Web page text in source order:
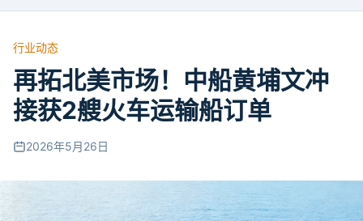
行业动态
再拓北美市场！中船黄埔文冲
接获2艘火车运输船订单
2026年5月26日